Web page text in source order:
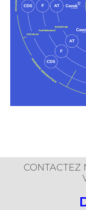
CONTACTEZ